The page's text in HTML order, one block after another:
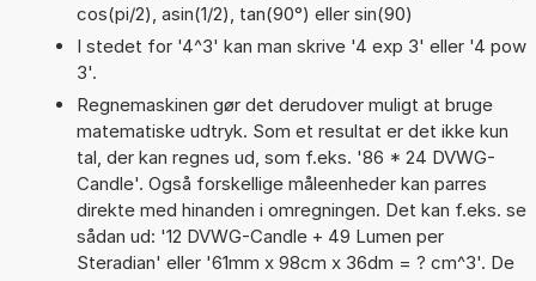
cos(pi/2), asin(1/2), tan(90°) eller sin(90)
I stedet for '4^3' kan man skrive '4 exp 3' eller '4 pow
3'.
Regnemaskinen gør det derudover muligt at bruge
matematiske udtryk. Som et resultat er det ikke kun
tal, der kan regnes ud, som f.eks. '86 * 24 DVWG-
Candle'. Også forskellige måleenheder kan parres
direkte med hinanden i omregningen. Det kan f.eks. se
sådan ud: '12 DVWG-Candle + 49 Lumen per
Steradian' eller '61mm x 98cm x 36dm = ? cm^3'. De